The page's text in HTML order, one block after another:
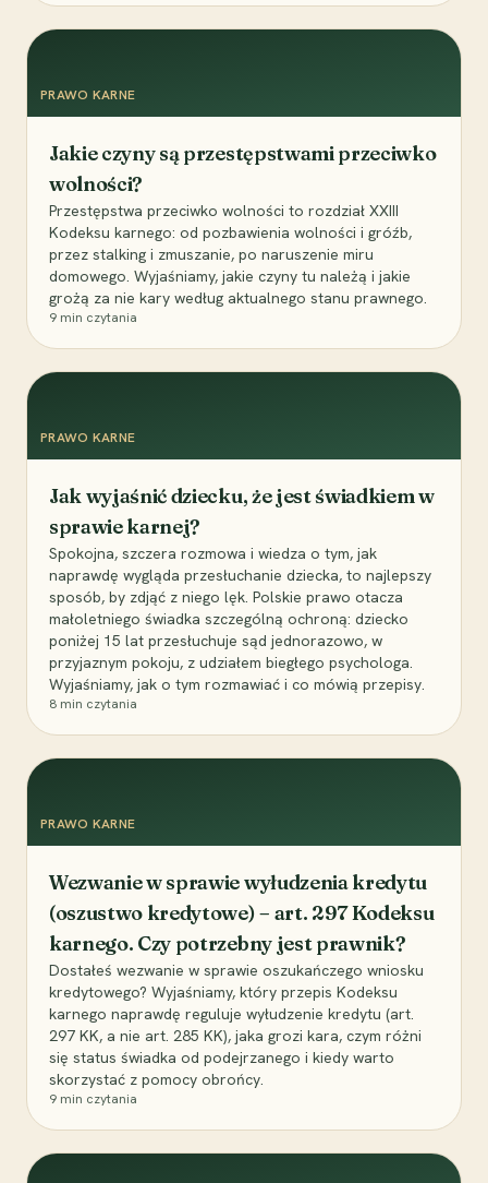
PRAWO KARNE
Jakie czyny są przestępstwami przeciwko
wolności?
Przestępstwa przeciwko wolności to rozdział XXIII
Kodeksu karnego: od pozbawienia wolności i gróźb,
przez stalking i zmuszanie, po naruszenie miru
domowego. Wyjaśniamy, jakie czyny tu należą i jakie
grożą za nie kary według aktualnego stanu prawnego.
9 min czytania
PRAWO KARNE
Jak wyjaśnić dziecku, że jest świadkiem w
sprawie karnej?
Spokojna, szczera rozmowa i wiedza o tym, jak
naprawdę wygląda przesłuchanie dziecka, to najlepszy
sposób, by zdjąć z niego lęk. Polskie prawo otacza
małoletniego świadka szczególną ochroną: dziecko
poniżej 15 lat przesłuchuje sąd jednorazowo, w
przyjaznym pokoju, z udziałem biegłego psychologa.
Wyjaśniamy, jak o tym rozmawiać i co mówią przepisy.
8 min czytania
PRAWO KARNE
Wezwanie w sprawie wyłudzenia kredytu
(oszustwo kredytowe) – art. 297 Kodeksu
karnego. Czy potrzebny jest prawnik?
Dostałeś wezwanie w sprawie oszukańczego wniosku
kredytowego? Wyjaśniamy, który przepis Kodeksu
karnego naprawdę reguluje wyłudzenie kredytu (art.
297 KK, a nie art. 285 KK), jaka grozi kara, czym różni
się status świadka od podejrzanego i kiedy warto
skorzystać z pomocy obrońcy.
9 min czytania